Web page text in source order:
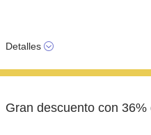
Detalles